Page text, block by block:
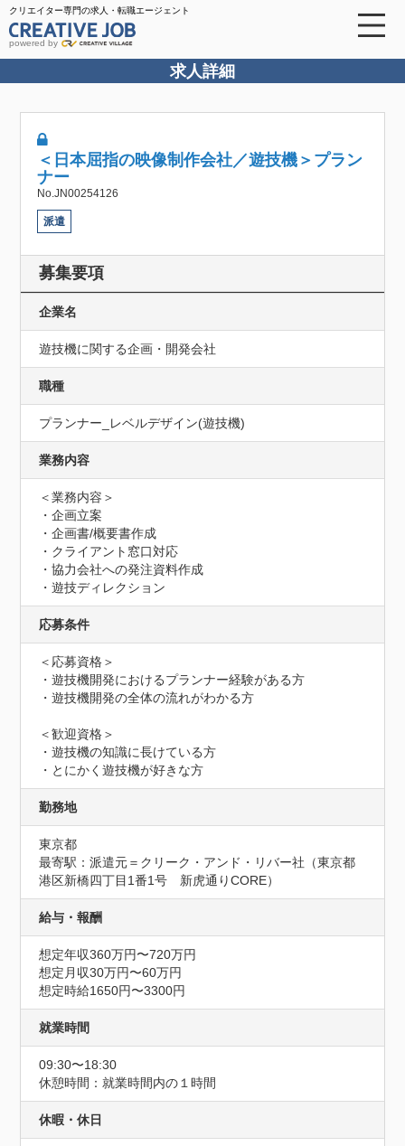
クリエイター専門の求人・転職エージェント
powered by
求人詳細
＜日本屈指の映像制作会社／遊技機＞プラン
ナー
No.JN00254126
派遣
募集要項
企業名
遊技機に関する企画・開発会社
職種
プランナー_レベルデザイン(遊技機)
業務内容
＜業務内容＞
・企画立案
・企画書/概要書作成
・クライアント窓口対応
・協力会社への発注資料作成
・遊技ディレクション
応募条件
＜応募資格＞
・遊技機開発におけるプランナー経験がある方
・遊技機開発の全体の流れがわかる方
＜歓迎資格＞
・遊技機の知識に長けている方
・とにかく遊技機が好きな方
勤務地
東京都
最寄駅：派遣元＝クリーク・アンド・リバー社（東京都
港区新橋四丁目1番1号　新虎通りCORE）
給与・報酬
想定年収360万円〜720万円
想定月収30万円〜60万円
想定時給1650円〜3300円
就業時間
09:30〜18:30
休憩時間：就業時間内の１時間
休暇・休日